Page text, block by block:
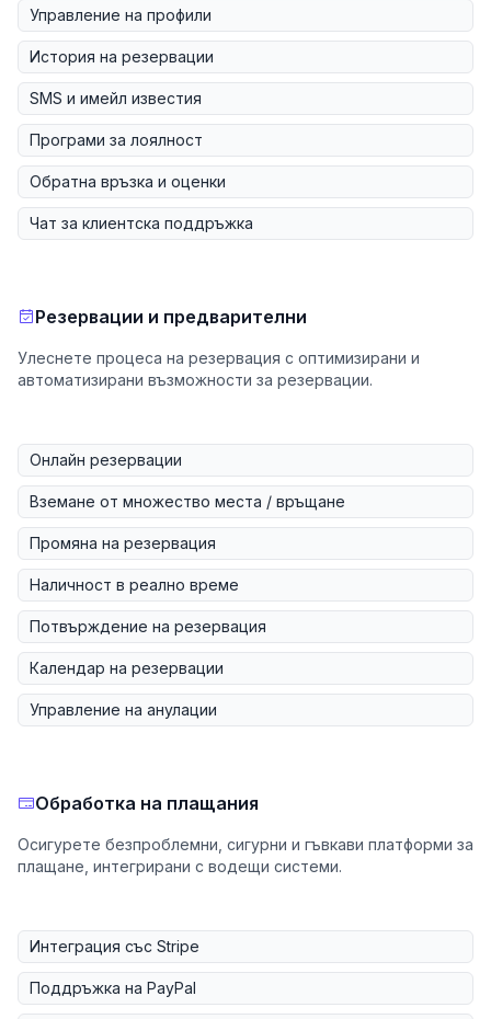
Управление на профили
История на резервации
SMS и имейл известия
Програми за лоялност
Обратна връзка и оценки
Чат за клиентска поддръжка
Резервации и предварителни
Улеснете процеса на резервация с оптимизирани и
автоматизирани възможности за резервации.
Онлайн резервации
Вземане от множество места / връщане
Промяна на резервация
Наличност в реално време
Потвърждение на резервация
Календар на резервации
Управление на анулации
Обработка на плащания
Осигурете безпроблемни, сигурни и гъвкави платформи за
плащане, интегрирани с водещи системи.
Интеграция със Stripe
Поддръжка на PayPal